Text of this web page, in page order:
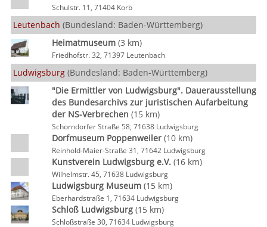
Schulstr. 11, 71404 Korb
Leutenbach (Bundesland: Baden-Württemberg)
Heimatmuseum(3 km)
Friedhofstr. 32, 71397 Leutenbach
Ludwigsburg (Bundesland: Baden-Württemberg)
"Die Ermittler von Ludwigsburg". Dauerausstellung
des Bundesarchivs zur juristischen Aufarbeitung
der NS-Verbrechen (15 km)
Schorndorfer Straße 58, 71638 Ludwigsburg
Dorfmuseum Poppenweiler(10 km)
Reinhold-Maier-Straße 31, 71642 Ludwigsburg
Kunstverein Ludwigsburg e.V.(16 km)
Wilhelmstr. 45, 71638 Ludwigsburg
Ludwigsburg Museum(15 km)
Eberhardstraße 1, 71634 Ludwigsburg
Schloß Ludwigsburg(15 km)
Schloßstraße 30, 71634 Ludwigsburg